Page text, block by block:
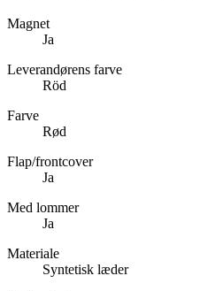
Magnet
Ja
Leverandørens farve
Röd
Farve
Rød
Flap/frontcover
Ja
Med lommer
Ja
Materiale
Syntetisk læder